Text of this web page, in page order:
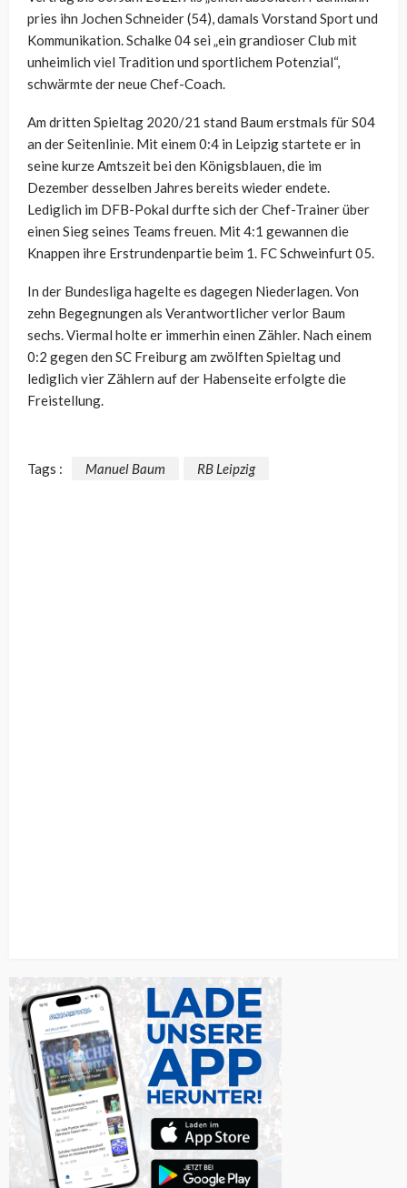
pries ihn Jochen Schneider (54), damals Vorstand Sport und
Kommunikation. Schalke 04 sei „ein grandioser Club mit
unheimlich viel Tradition und sportlichem Potenzial“,
schwärmte der neue Chef-Coach.
Am dritten Spieltag 2020/21 stand Baum erstmals für S04
an der Seitenlinie. Mit einem 0:4 in Leipzig startete er in
seine kurze Amtszeit bei den Königsblauen, die im
Dezember desselben Jahres bereits wieder endete.
Lediglich im DFB-Pokal durfte sich der Chef-Trainer über
einen Sieg seines Teams freuen. Mit 4:1 gewannen die
Knappen ihre Erstrundenpartie beim 1. FC Schweinfurt 05.
In der Bundesliga hagelte es dagegen Niederlagen. Von
zehn Begegnungen als Verantwortlicher verlor Baum
sechs. Viermal holte er immerhin einen Zähler. Nach einem
0:2 gegen den SC Freiburg am zwölften Spieltag und
lediglich vier Zählern auf der Habenseite erfolgte die
Freistellung.
Tags : Manuel Baum RB Leipzig